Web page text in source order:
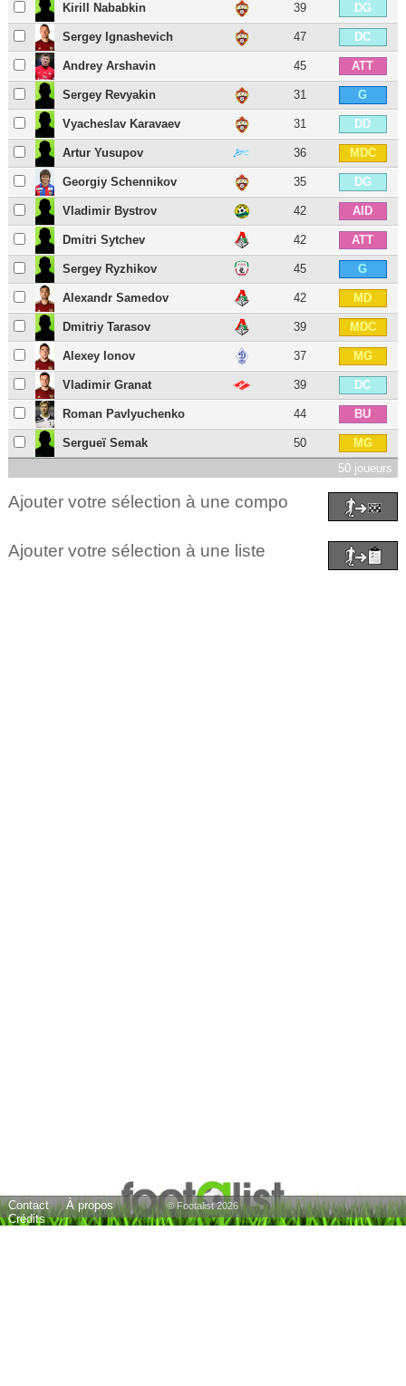
Kirill Nababkin 39 DG
Sergey Ignashevich 47 DC
Andrey Arshavin 45 ATT
Sergey Revyakin 31 G
Vyacheslav Karavaev 31 DD
Artur Yusupov 36 MDC
Georgiy Schennikov 35 DG
Vladimir Bystrov 42 AID
Dmitri Sytchev 42 ATT
Sergey Ryzhikov 45 G
Alexandr Samedov 42 MD
Dmitriy Tarasov 39 MDC
Alexey Ionov 37 MG
Vladimir Granat 39 DC
Roman Pavlyuchenko 44 BU
Sergueï Semak 50
MG
50 joueurs
Ajouter votre sélection à une compo
Ajouter votre sélection à une liste
Contact
À propos
Crédits
© Footalist 2026